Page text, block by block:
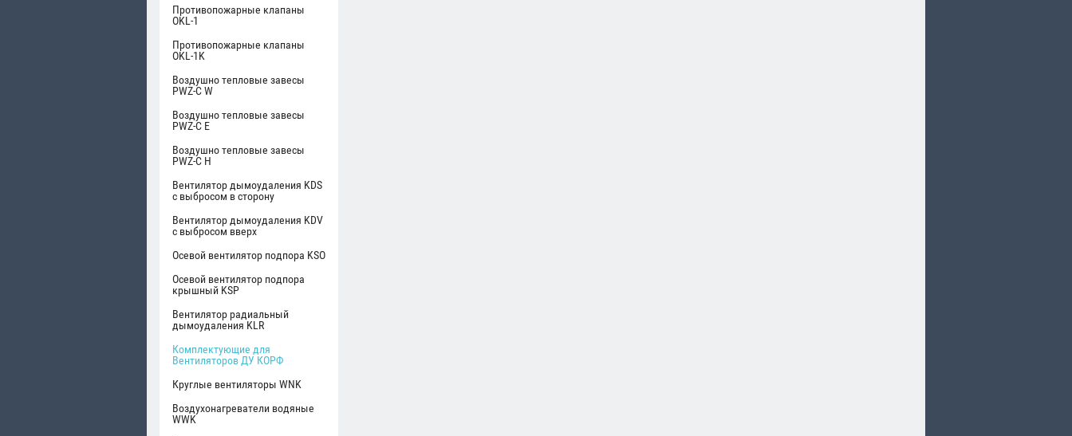
Противопожарные клапаны
OKL-1
Противопожарные клапаны
OKL-1K
Воздушно тепловые завесы
PWZ-C W
Воздушно тепловые завесы
PWZ-C E
Воздушно тепловые завесы
PWZ-C H
Вентилятор дымоудаления KDS
с выбросом в сторону
Вентилятор дымоудаления KDV
с выбросом вверх
Осевой вентилятор подпора KSO
Осевой вентилятор подпора
крышный KSP
Вентилятор радиальный
дымоудаления KLR
Комплектующие для
Вентиляторов ДУ КОРФ
Круглые вентиляторы WNK
Воздухонагреватели водяные
WWK